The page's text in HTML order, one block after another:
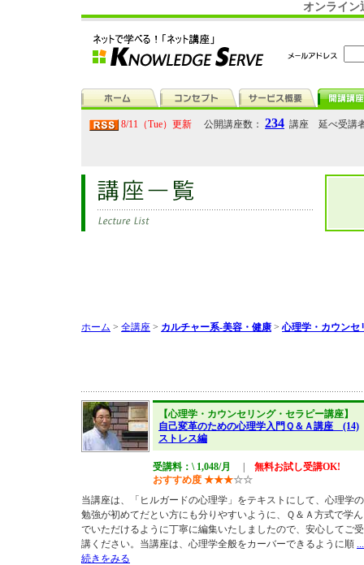
オンライン
8/11（Tue）更新 公開講座数： 234 講座 延べ受講
ホーム > 全講座 > カルチャー系-美容・健康 >心理学・カウンセ
【心理学・カウンセリング・セラピー講座】
自己変革のための心理学入門Ｑ＆Ａ講座 (14)
ストレス編
受講料：\ 1,048/月
無料お試し受講OK!
おすすめ度 ★★★☆☆
当講座は、「ヒルガードの心理学」をテキストにして、心理学の
勉強が初めてだとい方にも分りやすいように、Ｑ＆Ａ方式で学ん
でいただけるように丁寧に編集いたしましたので、安心してご受
講ください。当講座は、心理学全般をカーバーできるように順 ...
続きをみる